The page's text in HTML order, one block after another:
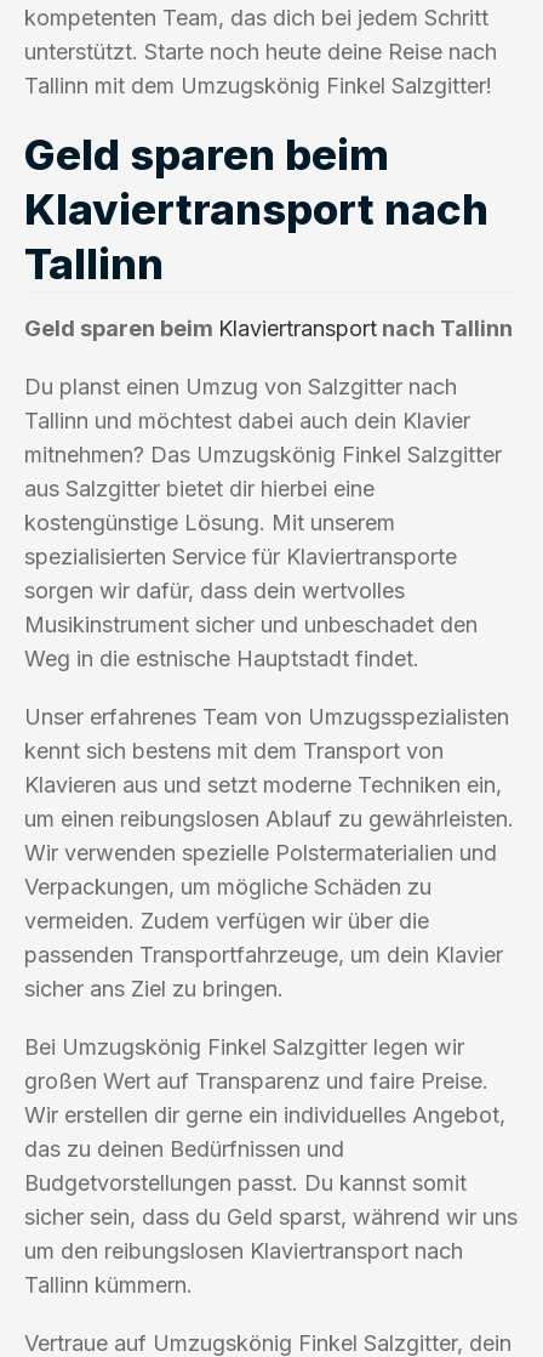
kompetenten Team, das dich bei jedem Schritt
unterstützt. Starte noch heute deine Reise nach
Tallinn mit dem Umzugskönig Finkel Salzgitter!
Geld sparen beim
Klaviertransport nach
Tallinn
Geld sparen beim Klaviertransport nach Tallinn
Du planst einen Umzug von Salzgitter nach
Tallinn und möchtest dabei auch dein Klavier
mitnehmen? Das Umzugskönig Finkel Salzgitter
aus Salzgitter bietet dir hierbei eine
kostengünstige Lösung. Mit unserem
spezialisierten Service für Klaviertransporte
sorgen wir dafür, dass dein wertvolles
Musikinstrument sicher und unbeschadet den
Weg in die estnische Hauptstadt findet.
Unser erfahrenes Team von Umzugsspezialisten
kennt sich bestens mit dem Transport von
Klavieren aus und setzt moderne Techniken ein,
um einen reibungslosen Ablauf zu gewährleisten.
Wir verwenden spezielle Polstermaterialien und
Verpackungen, um mögliche Schäden zu
vermeiden. Zudem verfügen wir über die
passenden Transportfahrzeuge, um dein Klavier
sicher ans Ziel zu bringen.
Bei Umzugskönig Finkel Salzgitter legen wir
großen Wert auf Transparenz und faire Preise.
Wir erstellen dir gerne ein individuelles Angebot,
das zu deinen Bedürfnissen und
Budgetvorstellungen passt. Du kannst somit
sicher sein, dass du Geld sparst, während wir uns
um den reibungslosen Klaviertransport nach
Tallinn kümmern.
Vertraue auf Umzugskönig Finkel Salzgitter, dein